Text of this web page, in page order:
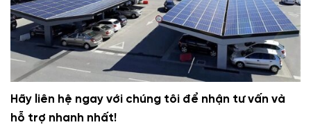
Hãy liên hệ ngay với chúng tôi để nhận tư vấn và
hỗ trợ nhanh nhất!